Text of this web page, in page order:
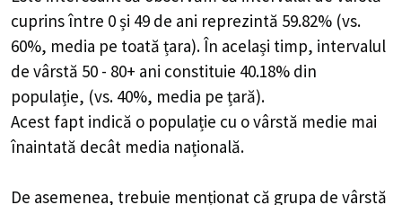
cuprins între 0 și 49 de ani reprezintă 59.82% (vs.
60%, media pe toată țara). În același timp, intervalul
de vârstă 50 - 80+ ani constituie 40.18% din
populație, (vs. 40%, media pe țară).
Acest fapt indică o populație cu o vârstă medie mai
înaintată decât media națională.
De asemenea, trebuie menționat că grupa de vârstă